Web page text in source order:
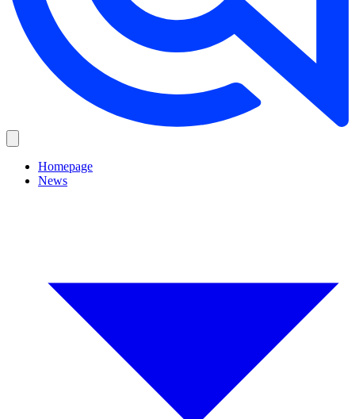
Homepage
News